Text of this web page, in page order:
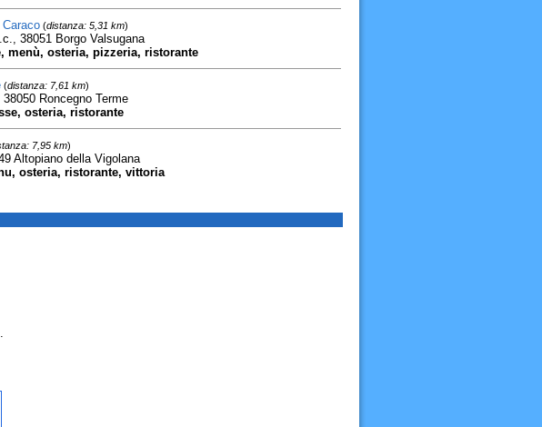
(distanza: 5,31 km)
38051 Borgo Valsugana
menù, osteria, pizzeria, ristorante
(distanza: 7,61 km)
Roncegno Terme
osteria, ristorante
7,95 km)
Altopiano della Vigolana
osteria, ristorante, vittoria